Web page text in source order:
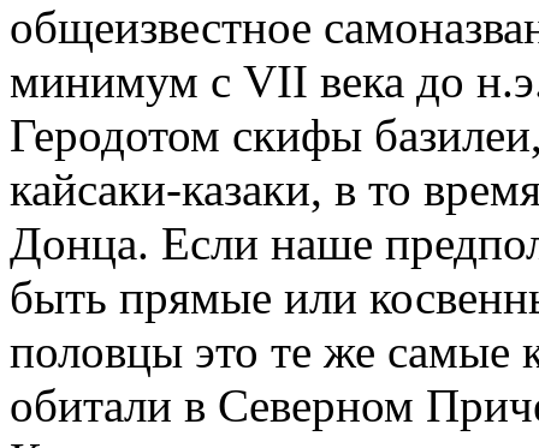
общеизвестное
минимум с VII века до
Геродотом скифы
кайсаки-казаки, в то
Донца. Если наше
быть прямые или
половцы это те же самые
обитали в Северном